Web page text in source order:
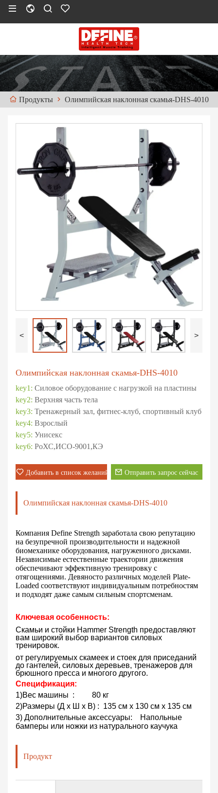
Продукты Олимпийская наклонная скамья-DHS-4010
< >
Олимпийская наклонная скамья-DHS-4010
key1: Силовое оборудование с нагрузкой на пластины
key2: Верхняя часть тела
key3: Тренажерный зал, фитнес-клуб, спортивный клуб
key4: Взрослый
key5: Унисекс
key6: РоХС,ИСО-9001,КЭ
Добавить в список желаний Отправить запрос сейчас
Олимпийская наклонная скамья-DHS-4010
Компания Define Strength заработала свою репутацию
на безупречной производительности и надежной
биомеханике оборудования, нагруженного дисками.
Независимые естественные траектории движения
обеспечивают эффективную тренировку с
отягощениями. Девяносто различных моделей Plate-
Loaded соответствуют индивидуальным потребностям
и подходят даже самым сильным спортсменам.
Ключевая особенность:
Скамьи и стойки Hammer Strength предоставляют
вам широкий выбор вариантов силовых
тренировок.
от регулируемых скамеек и стоек для приседаний
до гантелей, силовых деревьев, тренажеров для
брюшного пресса и многого другого.
Спецификация:
1)Вес машины :
80 кг
2)Размеры (Д х Ш х В) : 135 см x 130 см x 135 см
3) Дополнительные аксессуары:
Напольные
бамперы или ножки из натурального каучука
Продукт